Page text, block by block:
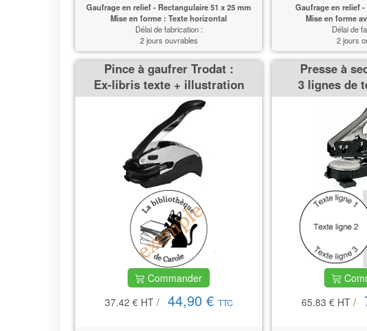
Gaufrage en relief - Rectangulaire 51 x 25 mm
Mise en forme : Texte horizontal
Délai de fabrication :
2 jours ouvrables
Gaufrage en relief
Mise en forme
Délai de
2 jours
Pince à gaufrer Trodat :
Ex-libris texte + illustration
Commander
37.42 € HT/ 44,90 € TTC
Presse à
3 lignes de
65.83 € HT/